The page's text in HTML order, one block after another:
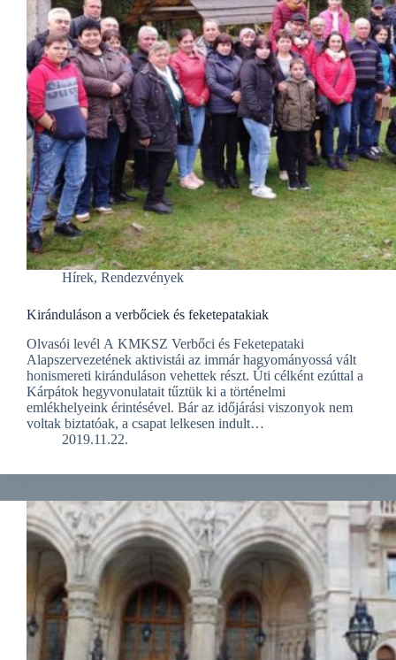
Hírek, Rendezvények
Kiránduláson a verbőciek és feketepatakiak
Olvasói levél А KMKSZ Verbőci és Feketepataki
Alapszervezetének aktivistái az immár hagyományossá vált
honismereti kiránduláson vehettek részt. Úti célként ezúttal a
Kárpátok hegyvonulatait tűztük ki a történelmi
emlékhelyeink érintésével. Bár az időjárási viszonyok nem
voltak biztatóak, a csapat lelkesen indult…
2019.11.22.